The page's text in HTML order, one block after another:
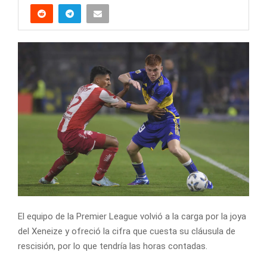
El equipo de la Premier League volvió a la carga por la joya
del Xeneize y ofreció la cifra que cuesta su cláusula de
rescisión, por lo que tendría las horas contadas.